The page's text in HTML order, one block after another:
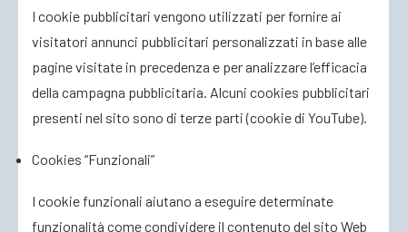
I cookie pubblicitari vengono utilizzati per fornire ai
visitatori annunci pubblicitari personalizzati in base alle
pagine visitate in precedenza e per analizzare l’efficacia
della campagna pubblicitaria. Alcuni cookies pubblicitari
presenti nel sito sono di terze parti (cookie di YouTube).
Cookies “Funzionali”
I cookie funzionali aiutano a eseguire determinate
funzionalità come condividere il contenuto del sito Web